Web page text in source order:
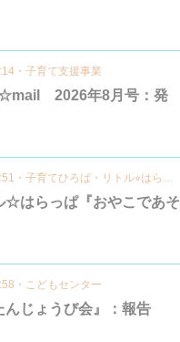
・ 子育て支援事業
2026年8月号：発
・ 子育てひろば・リトル⭐︎はらっぱ
☆はらっぱ『おやこであそ
・ こどもセンター
んじょうび会』：報告